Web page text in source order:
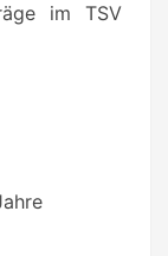
im TSV